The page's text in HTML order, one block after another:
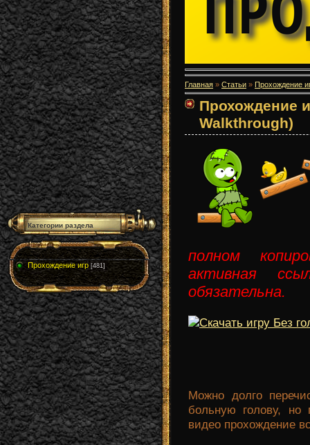
Категории раздела
Прохождение игр [481]
Главная » Статьи » Прохождение
Прохождение
Walkthrough)
полном
активная
обязательна.
Можно долго
больную голову, но
видео прохождение